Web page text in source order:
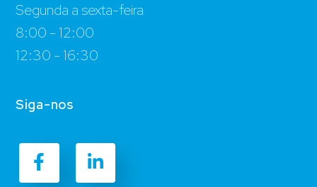
Segunda a sexta-feira
8:00 - 12:00
12:30 - 16:30
Siga-nos